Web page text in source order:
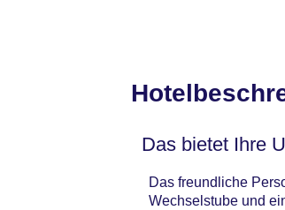
Das bietet Ihre
Das freundliche
Wechselstube und